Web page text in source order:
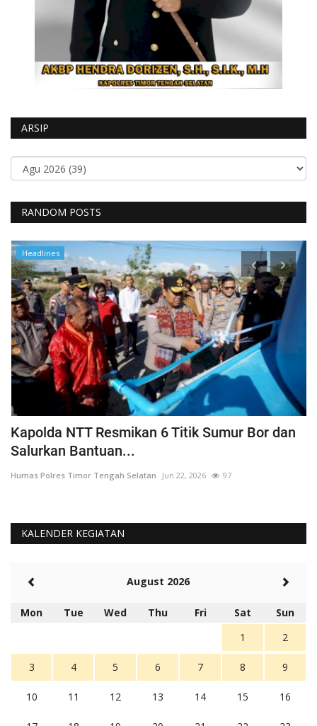
ARSIP
RANDOM POSTS
Polisi Kita
Itwasda Polda NTT Lakukan Wasrik di Polres
TTS
Humas Polres Timor Tengah Selatan Sep 30, 2020 1515
KALENDER KEGIATAN
August 2026
Mon Tue Wed Thu Fri Sat
Sun
1
2
3 4 5 6 7 8 9
10 11 12 13 14 15 16